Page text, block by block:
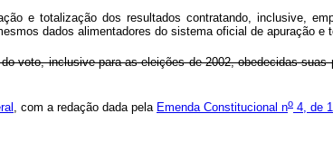
e totalização dos resultados contratando, inclusive,
dados alimentadores do sistema oficial de apuração e
voto, inclusive para as eleições de 2002, obedecidas suas
, com a redação dada pela Emenda Constitucional no 4, de